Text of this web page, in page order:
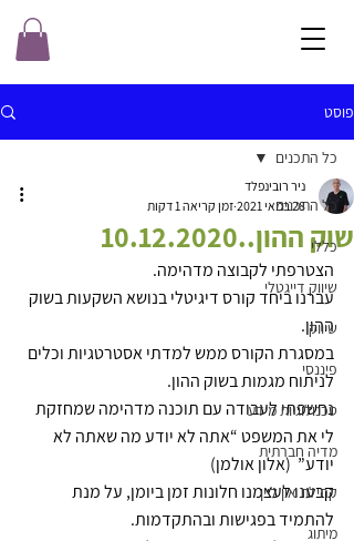
פוסט
כל התכנים
כללי
שיווק דייגטלי
שיווק
פיננסי
טכנולוגיות מידע
מדיה חברתית
קהילת און ליין
מיתוג
כל התכנים
שוק ההון..10.12.2020
ניר רובינפלד
28 במאי 2021
זמן קריאה 1 דקות
הצטרפתי לקבוצה מדהימה.
עברנו ביחד קורס דיגיטלי בנושא השקעות בשוק
ההון.
במסגרת הקורס ממש למדתי אסטרטגיות וכלים
לניתוח מגמות בשוק ההון.
נחשפתי לעבודה עם תוכנה מדהימה שמחזקת
לי את המשפט “אתה לא יודע מה שאתה לא
יודע”  (אלון אולמן)
קבענו לעצמנו חלונות זמן ביומן, על מנת
להתמיד בפגישות ובהתקדמות.